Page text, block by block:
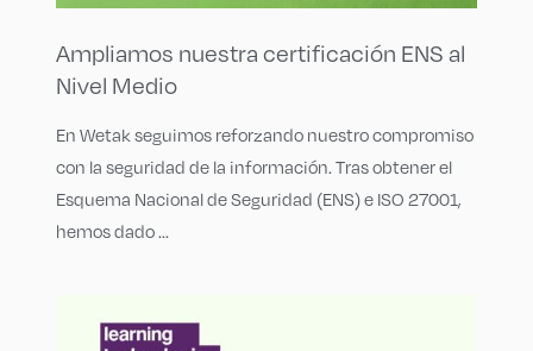
Ampliamos nuestra certificación ENS al
Nivel Medio
En Wetak seguimos reforzando nuestro compromiso
con la seguridad de la información. Tras obtener el
Esquema Nacional de Seguridad (ENS) e ISO 27001,
hemos dado ...